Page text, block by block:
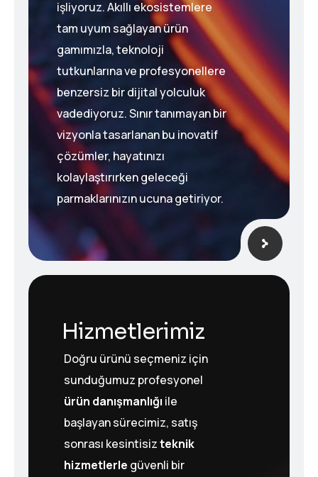
işliyoruz. Akıllı ekosistemlere
tam uyum sağlayan ürün
gamımızla, teknoloji
tutkunlarına ve profesyonellere
benzersiz bir dijital yolculuk
vadediyoruz. Sınır tanımayan bir
vizyonla tasarlanan bu inovatif
çözümler, hayatınızı
kolaylaştırırken geleceği
parmaklarınızın ucuna getiriyor.
Hizmetlerimiz
Doğru ürünü seçmeniz için
sunduğumuz profesyonel
ürün danışmanlığı ile
başlayan sürecimiz, satış
sonrası kesintisizteknik
hizmetlerle güvenli bir